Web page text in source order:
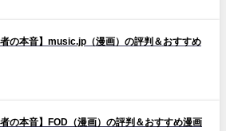
者の本音】music.jp（漫画）の評判＆おすすめ
者の本音】FOD（漫画）の評判＆おすすめ漫画